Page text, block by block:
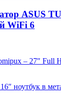
ASUS
WiFi 6
– 27″ Full
ноутбук в